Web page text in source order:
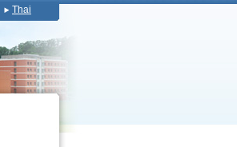
Thai